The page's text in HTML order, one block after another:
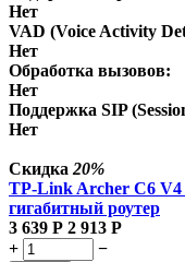
Нет
VAD (Voice Activity
Нет
Обработка вызовов:
Нет
Поддержка SIP
Нет
Скидка 20%
TP-Link Archer C6
гигабитный роутер
3 639 Р 2 913 Р
+
−